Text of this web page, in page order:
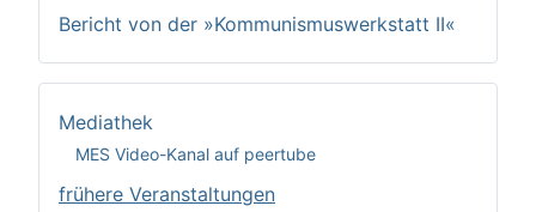
Bericht von der »Kommunismuswerkstatt II«
Mediathek
MES Video-Kanal auf peertube
frühere Veranstaltungen